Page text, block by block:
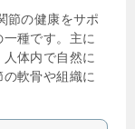
節の健康をサポ
種です。主に
体内で自然に
軟骨や組織に